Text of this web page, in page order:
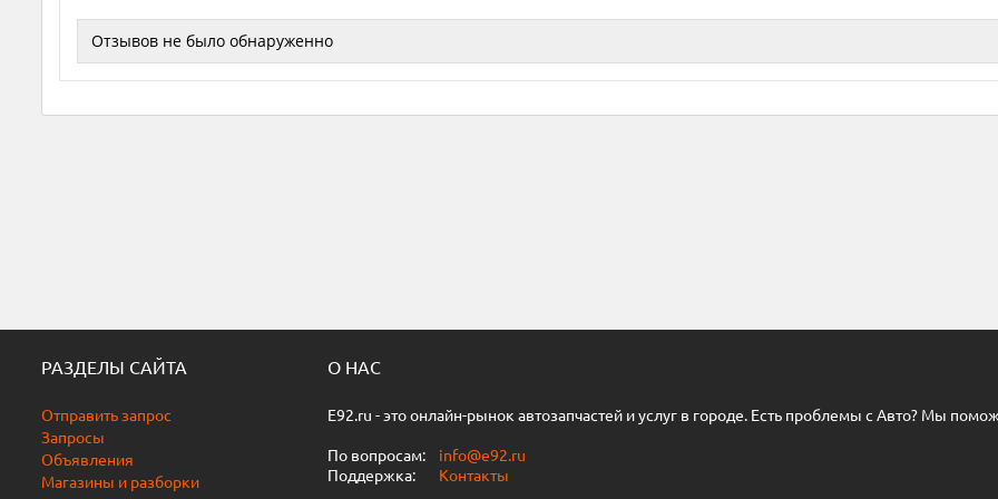
Отзывов не было обнаруженно
РАЗДЕЛЫ САЙТА
Отправить запрос
Запросы
Объявления
Магазины и разборки
О НАС
E92.ru - это онлайн-рынок автозапчастей и услуг в городе. Есть проблемы с Авто? Мы
По вопросам: info@e92.ru
Поддержка: Контакты